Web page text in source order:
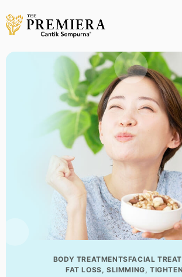
BODY TREATMENTSFACIAL
FAT LOSS, SLIMMING,